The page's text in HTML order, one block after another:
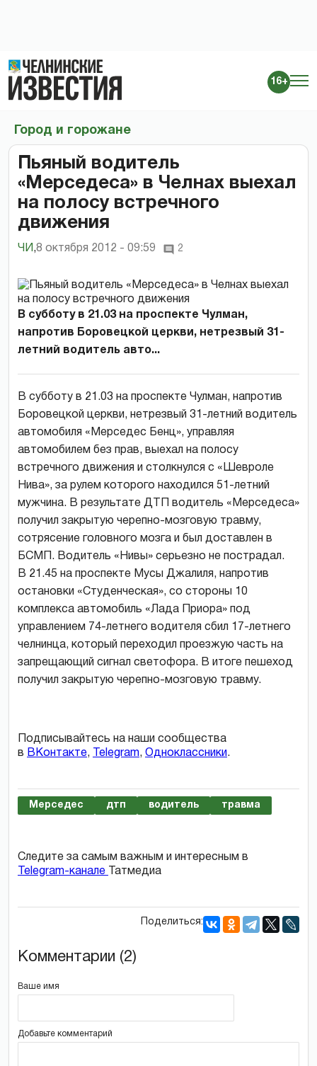
16+
Город и горожане
Пьяный водитель
«Мерседеса» в Челнах выехал
на полосу встречного
движения
ЧИ ,8 октября 2012 - 09:59 2
В субботу в 21.03 на проспекте Чулман,
напротив Боровецкой церкви, нетрезвый 31-
летний водитель авто...
В субботу в 21.03 на проспекте Чулман, напротив
Боровецкой церкви, нетрезвый 31-летний водитель
автомобиля «Мерседес Бенц», управляя
автомобилем без прав, выехал на полосу
встречного движения и столкнулся с «Шевроле
Нива», за рулем которого находился 51-летний
мужчина. В результате ДТП водитель «Мерседеса»
получил закрытую черепно-мозговую травму,
сотрясение головного мозга и был доставлен в
БСМП. Водитель «Нивы» серьезно не пострадал.
В 21.45 на проспекте Мусы Джалиля, напротив
остановки «Студенческая», со стороны 10
комплекса автомобиль «Лада Приора» под
управлением 74-летнего водителя сбил 17-летнего
челнинца, который переходил проезжую часть на
запрещающий сигнал светофора. В итоге пешеход
получил закрытую черепно-мозговую травму.
Подписывайтесь на наши сообщества
в ВКонтакте, Telegram, Одноклассники.
Мерседес дтп водитель травма
Следите за самым важным и интересным в
Telegram-канале
Татмедиа
Поделиться:
Комментарии (2)
Ваше имя
Добавьте комментарий